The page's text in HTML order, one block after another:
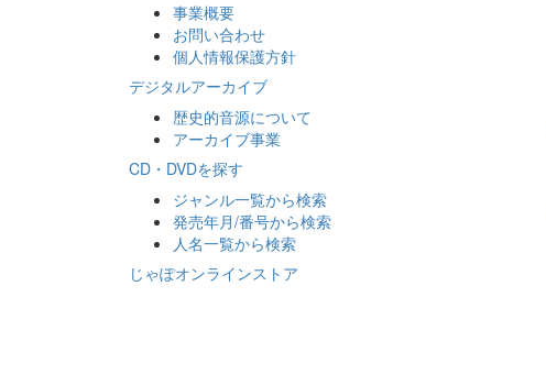
事業概要
お問い合わせ
個人情報保護方針
デジタルアーカイブ
歴史的音源について
アーカイブ事業
CD・DVDを探す
ジャンル一覧から検索
発売年月/番号から検索
人名一覧から検索
じゃぽオンラインストア